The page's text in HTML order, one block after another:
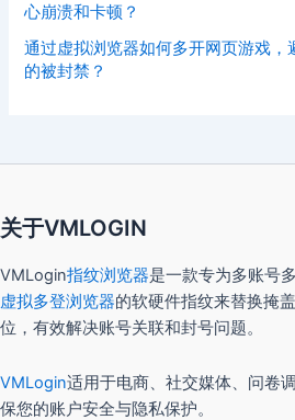
心崩溃和卡顿？
通过虚拟浏览器如何多开网页游戏，
的被封禁？
关于VMLOGIN
VMLogin指纹浏览器是一款专为多账号
虚拟多登浏览器的软硬件指纹来替换掩
位，有效解决账号关联和封号问题。
VMLogin适用于电商、社交媒体、问卷
保您的账户安全与隐私保护。